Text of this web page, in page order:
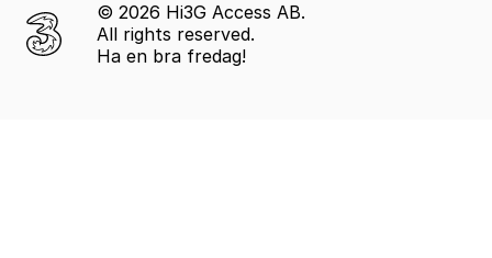
© 2026 Hi3G Access AB.
All rights reserved.
Ha en bra fredag!